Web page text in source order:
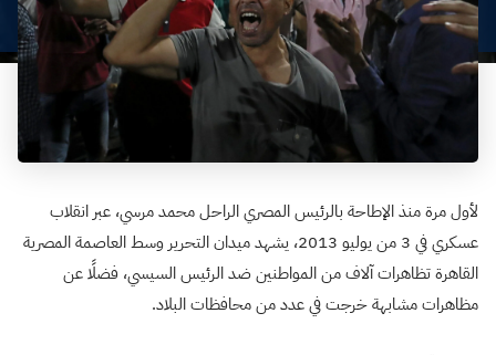
لأول مرة منذ الإطاحة بالرئيس المصري الراحل محمد مرسي، عبر انقلاب
عسكري في 3 من يوليو 2013، يشهد ميدان التحرير وسط العاصمة المصرية
القاهرة تظاهرات آلاف من المواطنين ضد الرئيس السيسي، فضلًا عن
مظاهرات مشابهة خرجت في عدد من محافظات البلاد.